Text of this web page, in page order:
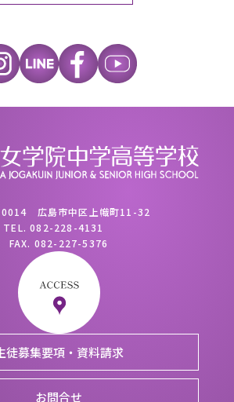
広島市中区上幟町11-32
TEL.082-228-4131
FAX. 082-227-5376
徒募集要項・資料請求
お問合せ